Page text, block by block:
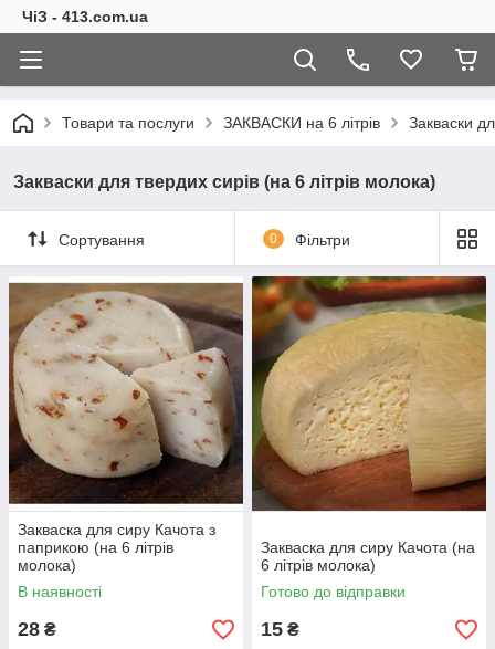
ЧіЗ - 413.com.ua
Товари та послуги ЗАКВАСКИ на 6 літрів Закваски
Закваски для твердих сирів (на 6 літрів молока)
Сортування 0 Фільтри
Закваска для сиру Качота з
паприкою (на 6 літрів
молока)
В наявності
28 ₴
Закваска для сиру Качота (на
6 літрів молока)
Готово до відправки
15 ₴